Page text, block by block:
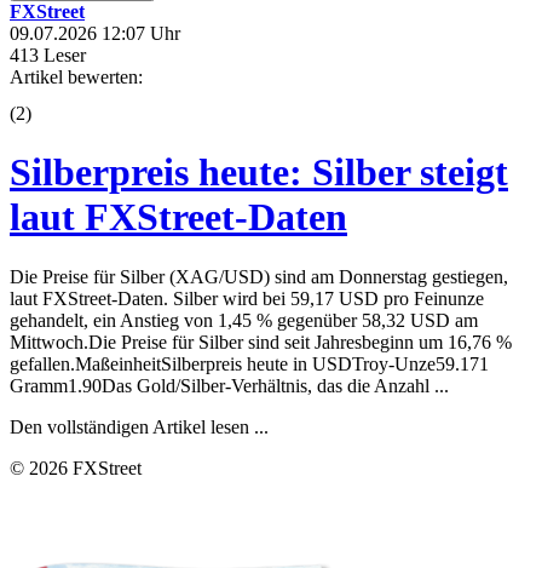
FXStreet
09.07.2026 12:07 Uhr
413 Leser
Artikel bewerten:
(2)
Silberpreis heute: Silber steigt
laut FXStreet-Daten
Die Preise für Silber (XAG/USD) sind am Donnerstag gestiegen,
laut FXStreet-Daten. Silber wird bei 59,17 USD pro Feinunze
gehandelt, ein Anstieg von 1,45 % gegenüber 58,32 USD am
Mittwoch.Die Preise für Silber sind seit Jahresbeginn um 16,76 %
gefallen.MaßeinheitSilberpreis heute in USDTroy-Unze59.171
Gramm1.90Das Gold/Silber-Verhältnis, das die Anzahl ...
Den vollständigen Artikel lesen ...
© 2026 FXStreet